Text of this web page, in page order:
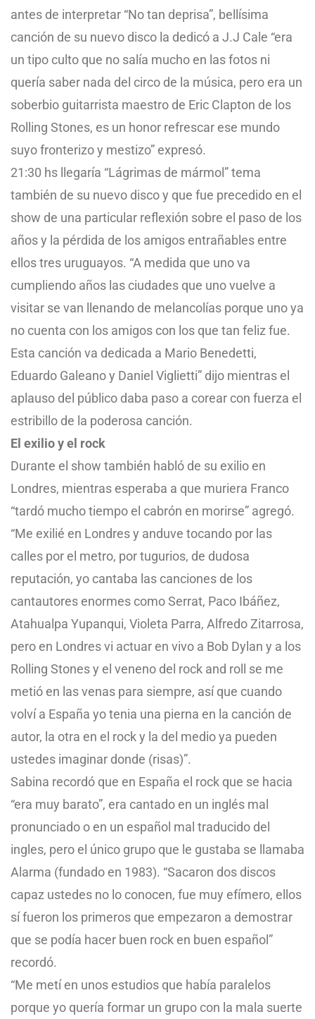
antes de interpretar “No tan deprisa”, bellísima
canción de su nuevo disco la dedicó a J.J Cale “era
un tipo culto que no salía mucho en las fotos ni
quería saber nada del circo de la música, pero era un
soberbio guitarrista maestro de Eric Clapton de los
Rolling Stones, es un honor refrescar ese mundo
suyo fronterizo y mestizo” expresó.
21:30 hs llegaría “Lágrimas de mármol” tema
también de su nuevo disco y que fue precedido en el
show de una particular reflexión sobre el paso de los
años y la pérdida de los amigos entrañables entre
ellos tres uruguayos. “A medida que uno va
cumpliendo años las ciudades que uno vuelve a
visitar se van llenando de melancolías porque uno ya
no cuenta con los amigos con los que tan feliz fue.
Esta canción va dedicada a Mario Benedetti,
Eduardo Galeano y Daniel Viglietti” dijo mientras el
aplauso del público daba paso a corear con fuerza el
estribillo de la poderosa canción.
El exilio y el rock
Durante el show también habló de su exilio en
Londres, mientras esperaba a que muriera Franco
“tardó mucho tiempo el cabrón en morirse” agregó.
“Me exilié en Londres y anduve tocando por las
calles por el metro, por tugurios, de dudosa
reputación, yo cantaba las canciones de los
cantautores enormes como Serrat, Paco Ibáñez,
Atahualpa Yupanqui, Violeta Parra, Alfredo Zitarrosa,
pero en Londres vi actuar en vivo a Bob Dylan y a los
Rolling Stones y el veneno del rock and roll se me
metió en las venas para siempre, así que cuando
volví a España yo tenia una pierna en la canción de
autor, la otra en el rock y la del medio ya pueden
ustedes imaginar donde (risas)”.
Sabina recordó que en España el rock que se hacia
“era muy barato”, era cantado en un inglés mal
pronunciado o en un español mal traducido del
ingles, pero el único grupo que le gustaba se llamaba
Alarma (fundado en 1983). “Sacaron dos discos
capaz ustedes no lo conocen, fue muy efímero, ellos
sí fueron los primeros que empezaron a demostrar
que se podía hacer buen rock en buen español”
recordó.
“Me metí en unos estudios que había paralelos
porque yo quería formar un grupo con la mala suerte